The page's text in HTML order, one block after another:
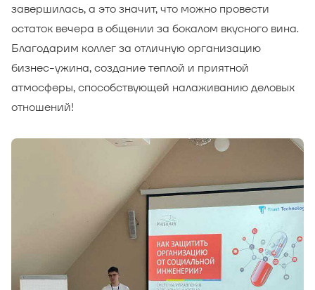
завершилась, а это значит, что можно провести
остаток вечера в общении за бокалом вкусного вина.
Благодарим коллег за отличную организацию
бизнес-ужина, создание теплой и приятной
атмосферы, способствующей налаживанию деловых
отношений!